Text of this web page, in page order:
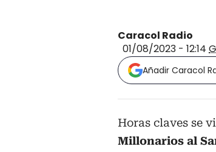
Caracol Radio
01/08/2023 - 12:14
Añadir Caracol
Horas claves se
Millonarios al